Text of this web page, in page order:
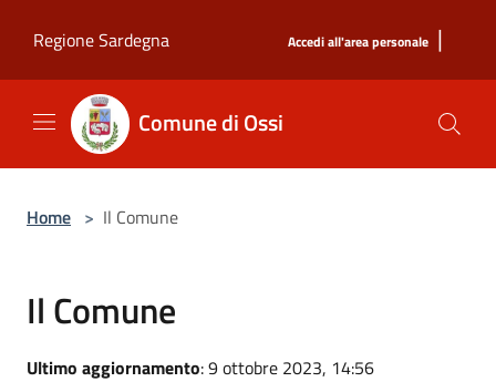
Regione Sardegna
Accedi all'area personale |
Comune di Ossi
Home > Il Comune
Il Comune
Ultimo aggiornamento: 9 ottobre 2023, 14:56